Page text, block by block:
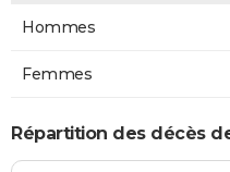
Hommes
Femmes
Répartition des décès